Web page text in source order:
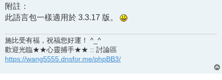
附註：
此語言包一樣適用於 3.3.17 版。
施比受有福，祝福您好運！ ^_^
歡迎光臨★★心靈捕手★★ :: 討論區
https://wang5555.dnsfor.me/phpBB3/